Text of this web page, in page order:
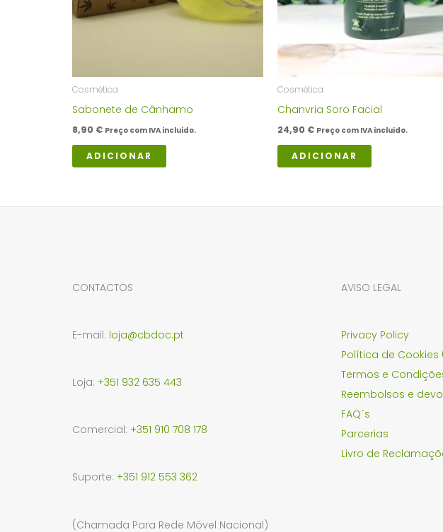
Cosmética
Sabonete de Cânhamo
8,90 € Preço com IVA incluido.
ADICIONAR
Cosmética
Chanvria Soro Facial
24,90 € Preço com IVA incluido.
ADICIONAR
CONTACTOS
E-mail: loja@cbdoc.pt
Loja: +351 932 635 443
Comercial: +351 910 708 178
Suporte: +351 912 553 362
(Chamada Para Rede Móvel Nacional)
AVISO LEGAL
Privacy Policy
Política de Cookies
Termos e
Reembolsos e
FAQ´s
Parcerias
Livro de